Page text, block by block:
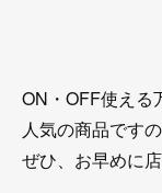
ON・OFF使える
人気の商品です
ぜひ、お早めに